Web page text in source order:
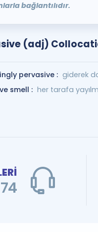
bağlantılıdır.
(adj)
pervasive : giderek
smell : her tarafa